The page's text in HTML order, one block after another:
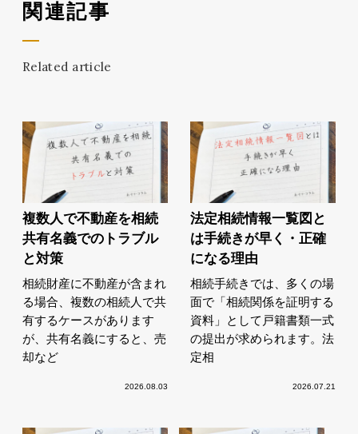
関連記事
Related article
複数人で不動産を相続
共有名義でのトラブル
と対策
相続財産に不動産が含まれ
る場合、複数の相続人で共
有するケースがあります
が、共有名義にすると、売
却など
2026.08.03
法定相続情報一覧図と
は手続きが早く・正確
になる理由
相続手続きでは、多くの場
面で「相続関係を証明する
資料」として戸籍書類一式
の提出が求められます。法
定相
2026.07.21